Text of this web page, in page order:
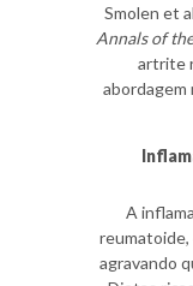
Smolen et
Annals of
artrite
abordagem
A
agravando